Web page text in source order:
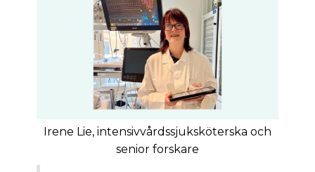
Irene Lie, intensivvårdssjuksköterska och
senior forskare